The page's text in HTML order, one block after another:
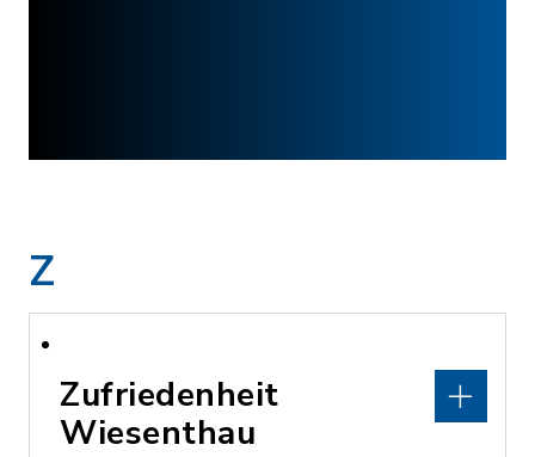
Z
Zufriedenheit
Wiesenthau